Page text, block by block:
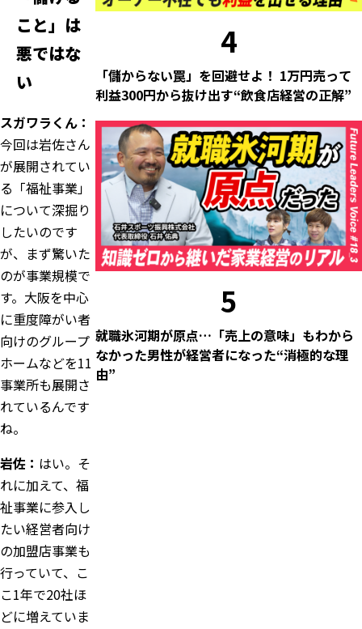
こと」は
悪ではな
い
スガワラくん：
今回は岩佐さん
が展開されてい
る「福祉事業」
について深掘り
したいのです
が、まず驚いた
のが事業規模で
す。大阪を中心
に重度障がい者
向けのグループ
ホームなどを11
事業所も展開さ
れているんです
ね。
岩佐： はい。そ
れに加えて、福
祉事業に参入し
たい経営者向け
の加盟店事業も
行っていて、こ
こ1年で20社ほ
どに増えていま
4
「儲からない罠」を回避せよ！ 1万円売って
利益300円から抜け出す“飲食店経営の正解”
5
就職氷河期が原点…「売上の意味」もわから
なかった男性が経営者になった“消極的な理
由”